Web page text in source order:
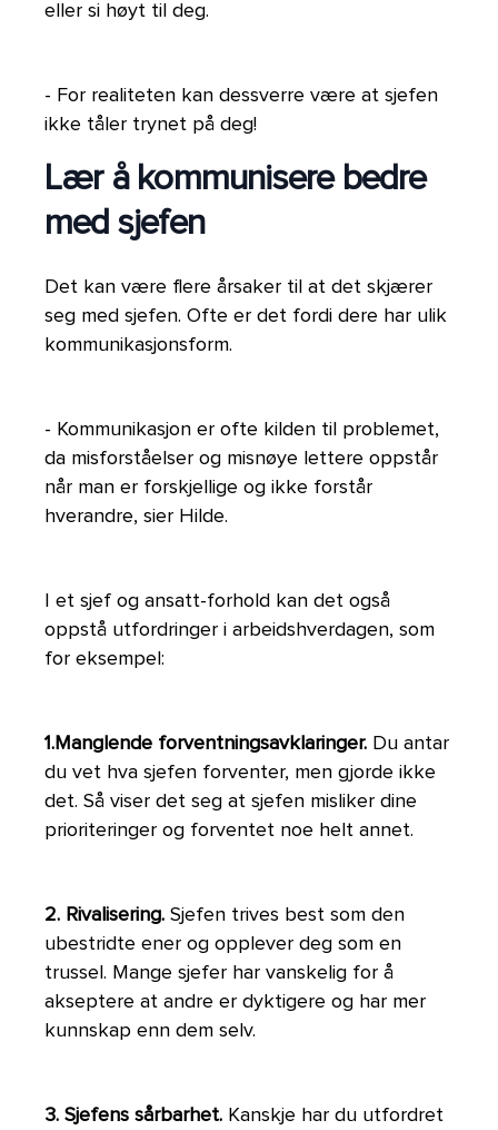
eller si høyt til deg.
- For realiteten kan dessverre være at sjefen
ikke tåler trynet på deg!
Lær å kommunisere bedre
med sjefen
Det kan være flere årsaker til at det skjærer
seg med sjefen. Ofte er det fordi dere har ulik
kommunikasjonsform.
- Kommunikasjon er ofte kilden til problemet,
da misforståelser og misnøye lettere oppstår
når man er forskjellige og ikke forstår
hverandre, sier Hilde.
I et sjef og ansatt-forhold kan det også
oppstå utfordringer i arbeidshverdagen, som
for eksempel:
1.Manglende forventningsavklaringer. Du antar
du vet hva sjefen forventer, men gjorde ikke
det. Så viser det seg at sjefen misliker dine
prioriteringer og forventet noe helt annet.
2. Rivalisering. Sjefen trives best som den
ubestridte ener og opplever deg som en
trussel. Mange sjefer har vanskelig for å
akseptere at andre er dyktigere og har mer
kunnskap enn dem selv.
3. Sjefens sårbarhet. Kanskje har du utfordret